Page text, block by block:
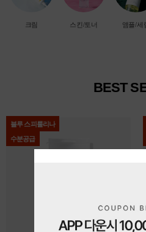
크림 스킨/토너 앰플/세
BEST
블루 스피룰리나
수분공급